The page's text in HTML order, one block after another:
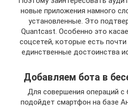
новые приложения намного
установленные. Это
Quantcast. Особенно это
соцсетей, которые есть
единственные достоинства
Добавляем бота в
Для совершения операций
подойдет смартфон на базе